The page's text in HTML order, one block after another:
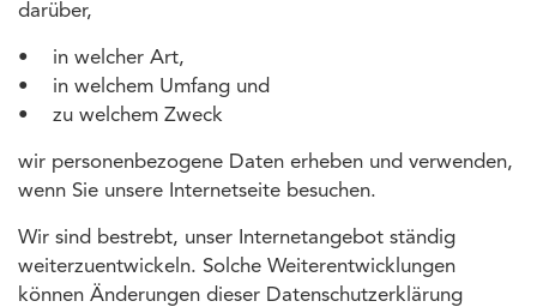
darüber,
• in welcher Art,
• in welchem Umfang und
• zu welchem Zweck
wir personenbezogene Daten erheben und verwenden,
wenn Sie unsere Internetseite besuchen.
Wir sind bestrebt, unser Internetangebot ständig
weiterzuentwickeln. Solche Weiterentwicklungen
können Änderungen dieser Datenschutzerklärung